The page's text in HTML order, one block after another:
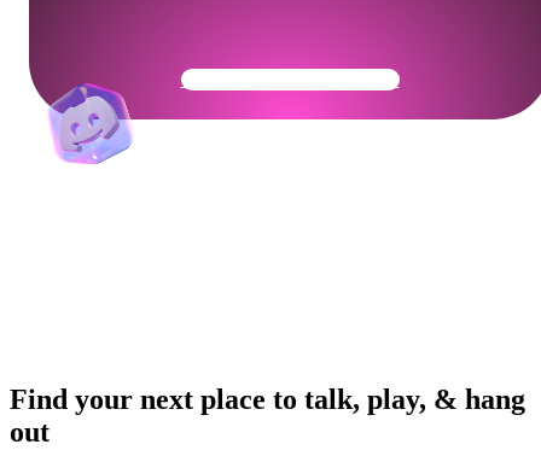
Get Your Community Ready
Find your next place to talk, play, & hang
out